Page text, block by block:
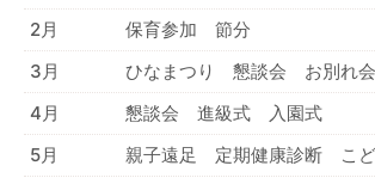
2月
保育参加 節分
3月
ひなまつり 懇談会 お別れ
4月
懇談会 進級式 入園式
5月
親子遠足 定期健康診断 こど